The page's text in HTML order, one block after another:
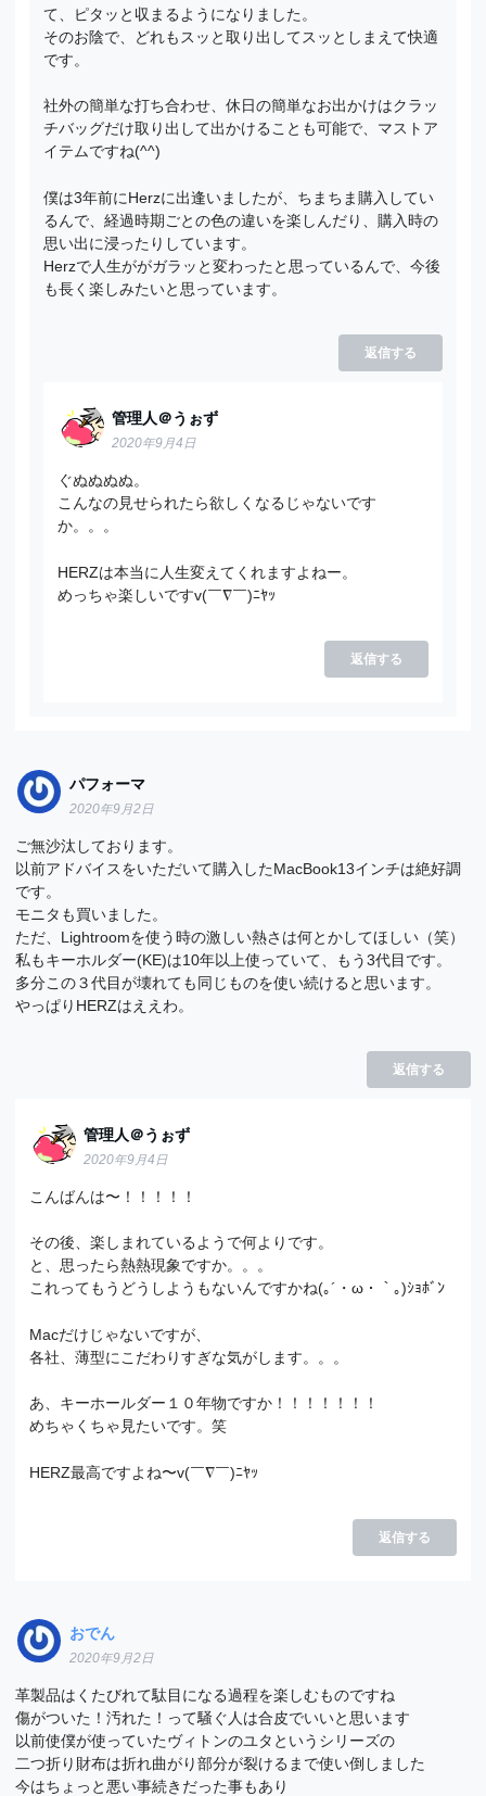
て、ピタッと収まるようになりました。
そのお陰で、どれもスッと取り出してスッとしまえて快適
です。
社外の簡単な打ち合わせ、休日の簡単なお出かけはクラッ
チバッグだけ取り出して出かけることも可能で、マストア
イテムですね(^^)
僕は3年前にHerzに出逢いましたが、ちまちま購入してい
るんで、経過時期ごとの色の違いを楽しんだり、購入時の
思い出に浸ったりしています。
Herzで人生ががガラッと変わったと思っているんで、今後
も長く楽しみたいと思っています。
返信する
管理人＠うぉず
2020年9月4日
ぐぬぬぬぬ。
こんなの見せられたら欲しくなるじゃないです
か。。。
HERZは本当に人生変えてくれますよねー。
めっちゃ楽しいですv(￣∇￣)ﾆﾔｯ
返信する
パフォーマ
2020年9月2日
ご無沙汰しております。
以前アドバイスをいただいて購入したMacBook13インチは絶好調
です。
モニタも買いました。
ただ、Lightroomを使う時の激しい熱さは何とかしてほしい（笑）
私もキーホルダー(KE)は10年以上使っていて、もう3代目です。
多分この３代目が壊れても同じものを使い続けると思います。
やっぱりHERZはええわ。
返信する
管理人＠うぉず
2020年9月4日
こんばんは〜！！！！！
その後、楽しまれているようで何よりです。
と、思ったら熱熱現象ですか。。。
これってもうどうしようもないんですかね(｡´・ω・｀｡)ｼｮﾎﾞﾝ
Macだけじゃないですが、
各社、薄型にこだわりすぎな気がします。。。
あ、キーホールダー１０年物ですか！！！！！！！
めちゃくちゃ見たいです。笑
HERZ最高ですよね〜v(￣∇￣)ﾆﾔｯ
返信する
おでん
2020年9月2日
革製品はくたびれて駄目になる過程を楽しむものですね
傷がついた！汚れた！って騒ぐ人は合皮でいいと思います
以前使僕が使っていたヴィトンのユタというシリーズの
二つ折り財布は折れ曲がり部分が裂けるまで使い倒しました
今はちょっと悪い事続きだった事もあり